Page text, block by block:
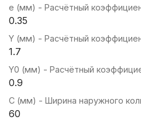
e (мм) - Расчётный
0.35
Y (мм) - Расчётный
1.7
Y0 (мм) - Расчётный
0.9
C (мм) - Ширина наружного
60